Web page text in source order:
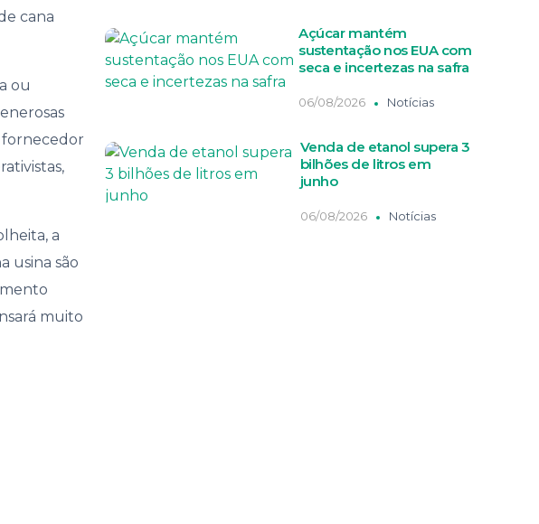
cana
ou
fornecedor
a
usina são
muito
Açúcar mantém
sustentação nos EUA com
seca e incertezas na safra
06/08/2026 Notícias
Venda de etanol supera 3
bilhões de litros em
junho
06/08/2026 Notícias